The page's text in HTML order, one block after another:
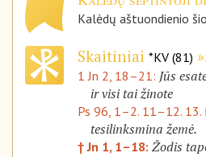
Kalėdų aštuondienio
Skaitiniai *KV (81)
1 Jn 2, 18–21: Jūs
ir visi tai žinote
Ps 96, 1–2. 11–12. 13.
tesilinksmina žemė.
† Jn 1, 1–18: Žodis